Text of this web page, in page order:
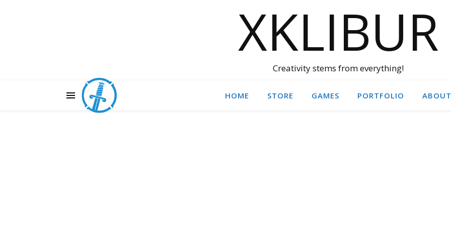
XKLIBUR
Creativity stems from everything!
HOME STORE GAMES PORTFOLIO ABOUT